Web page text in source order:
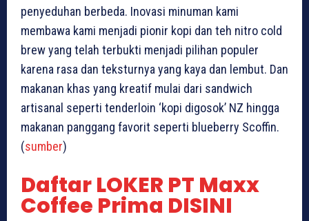
penyeduhan berbeda. Inovasi minuman kami
membawa kami menjadi pionir kopi dan teh nitro cold
brew yang telah terbukti menjadi pilihan populer
karena rasa dan teksturnya yang kaya dan lembut. Dan
makanan khas yang kreatif mulai dari sandwich
artisanal seperti tenderloin ‘kopi digosok’ NZ hingga
makanan panggang favorit seperti blueberry Scoffin.
(sumber)
Daftar LOKER PT Maxx
Coffee Prima DISINI